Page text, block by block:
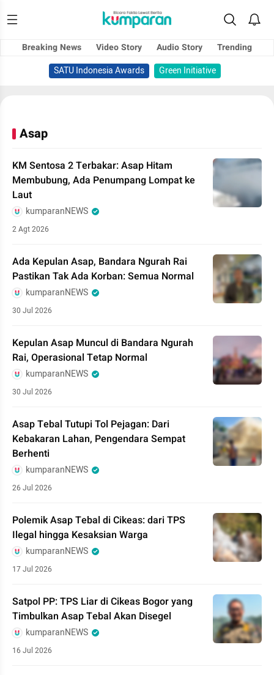
Breaking News Video Story Audio Story
Trending
SATU Indonesia Awards
Green Initiative
Asap
KM Sentosa 2 Terbakar: Asap Hitam
Membubung, Ada Penumpang Lompat ke
Laut
kumparanNEWS
2 Agt 2026
Ada Kepulan Asap, Bandara Ngurah Rai
Pastikan Tak Ada Korban: Semua Normal
kumparanNEWS
30 Jul 2026
Kepulan Asap Muncul di Bandara Ngurah
Rai, Operasional Tetap Normal
kumparanNEWS
30 Jul 2026
Asap Tebal Tutupi Tol Pejagan: Dari
Kebakaran Lahan, Pengendara Sempat
Berhenti
kumparanNEWS
26 Jul 2026
Polemik Asap Tebal di Cikeas: dari TPS
Ilegal hingga Kesaksian Warga
kumparanNEWS
17 Jul 2026
Satpol PP: TPS Liar di Cikeas Bogor yang
Timbulkan Asap Tebal Akan Disegel
kumparanNEWS
16 Jul 2026